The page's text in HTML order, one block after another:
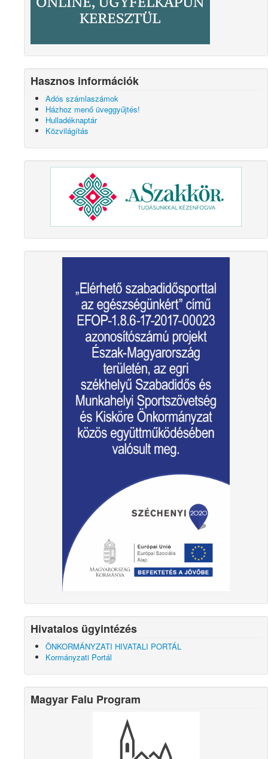
Hasznos információk
Adós számlaszámok
Házhoz menő üveggyűjtés!
Hulladéknaptár
Közvilágítás
Hivatalos ügyintézés
ÖNKORMÁNYZATI HIVATALI PORTÁL
Kormányzati Portál
Magyar Falu Program